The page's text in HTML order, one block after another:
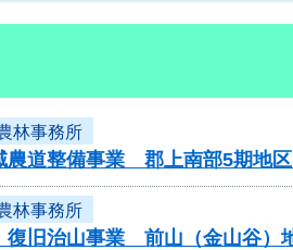
林事務所
農道整備事業 郡上南部5期地
林事務所
復旧治山事業 前山（金山谷）